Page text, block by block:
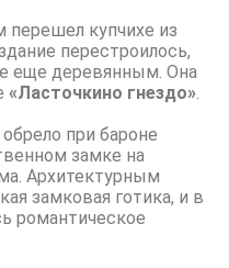
перешел купчихе из
перестроилось,
еще деревянным. Она
«Ласточкино гнездо»
обрело при бароне
замке на
Архитектурным
замковая готика, и в
романтическое